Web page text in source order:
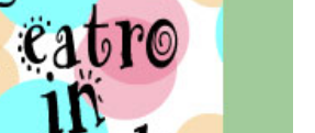
e godere del teatro all’intera
famiglia.
Continua